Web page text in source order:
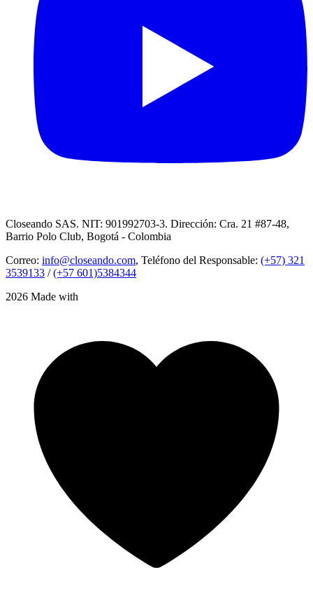
Closeando SAS. NIT: 901992703-3. Dirección: Cra. 21 #87-48,
Barrio Polo Club, Bogotá - Colombia
Correo: info@closeando.com, Teléfono del Responsable: (+57) 321
3539133 /(+57 601)5384344
2026 Made with